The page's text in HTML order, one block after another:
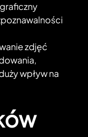
zdjęć
wpływ na